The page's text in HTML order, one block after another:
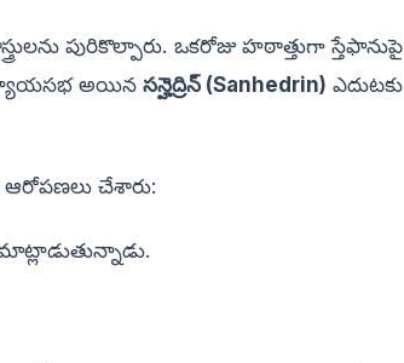
పురికొల్పారు. ఒకరోజు హఠాత్తుగా స్తేఫానుపై
న్యాయసభ అయినసన్హెద్రిన్ (Sanhedrin) ఎదుటకు
చేశారు: